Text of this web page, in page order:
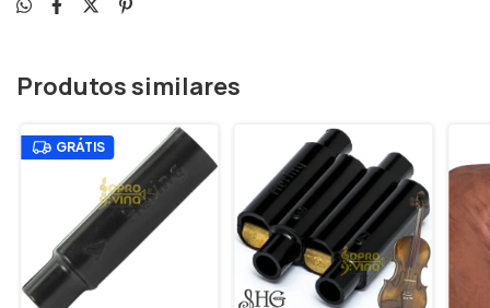
Produtos similares
GRÁTIS